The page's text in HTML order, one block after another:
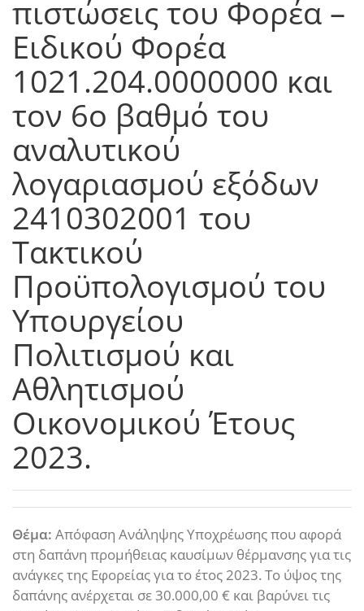
πιστώσεις του Φορέα –
Ειδικού Φορέα
1021.204.0000000 και
τον 6ο βαθμό του
αναλυτικού
λογαριασμού εξόδων
2410302001 του
Τακτικού
Προϋπολογισμού του
Υπουργείου
Πολιτισμού και
Αθλητισμού
Οικονομικού Έτους
2023.
Θέμα: Απόφαση Ανάληψης Υποχρέωσης που αφορά
στη δαπάνη προμήθειας καυσίμων θέρμανσης για τις
ανάγκες της Εφορείας για το έτος 2023. Το ύψος της
δαπάνης ανέρχεται σε 30.000,00 € και βαρύνει τις